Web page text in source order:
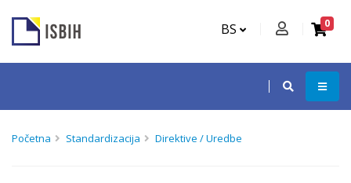
BS 0
Početna Standardizacija Direktive / Uredbe